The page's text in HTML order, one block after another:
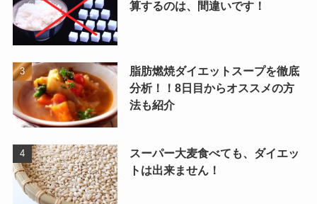
算するのは、間違いです！
脂肪燃焼ダイエットスープを徹底
分析！！8日目からオススメの方
法も紹介
スーパー大麦食べても、ダイエッ
トは出来ません！